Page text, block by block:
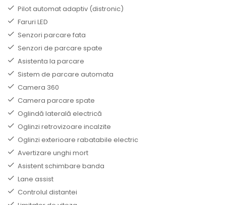
Pilot automat adaptiv (distronic)
Faruri LED
Senzori parcare fata
Senzori de parcare spate
Asistenta la parcare
Sistem de parcare automata
Camera 360
Camera parcare spate
Oglindă laterală electrică
Oglinzi retrovizoare incalzite
Oglinzi exterioare rabatabile electric
Avertizare unghi mort
Asistent schimbare banda
Lane assist
Controlul distantei